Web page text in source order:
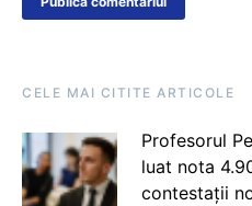
CELE MAI CITITE ARTICOLE
Profesorul
luat nota
contestații